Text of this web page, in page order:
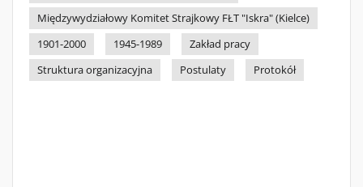
Międzywydziałowy Komitet Strajkowy FŁT "Iskra" (Kielce)
1901-2000
1945-1989
Zakład pracy
Struktura organizacyjna
Postulaty Protokół